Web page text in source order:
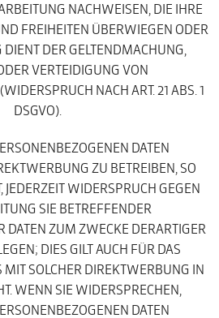
NACHWEISEN, DIE IHRE
FREIHEITEN ÜBERWIEGEN ODER
DER GELTENDMACHUNG,
VERTEIDIGUNG VON
NACH ART. 21 ABS. 1
DSGVO).
DATEN
ZU BETREIBEN, SO
JEDERZEIT WIDERSPRUCH GEGEN
SIE BETREFFENDER
DATEN ZUM ZWECKE DERARTIGER
DIES GILT AUCH FÜR DAS
MIT SOLCHER DIREKTWERBUNG IN
WENN SIE WIDERSPRECHEN,
DATEN